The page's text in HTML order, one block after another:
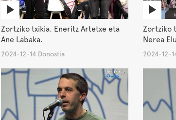
Zortziko txikia. Eneritz Artetxe eta
Ane Labaka.
2024-12-14 Donostia
Zortziko
Nerea
2024-12-